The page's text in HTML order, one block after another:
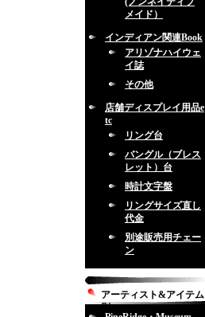
メイド）
インディアン関連Book
アリゾナハイウェ
イ誌
その他
店舗ディスプレイ用品e
tc
リング台
バングル（ブレス
レット）台
時計文字盤
リングサイズ直し
代金
別途販売用チェー
ン
アーティスト&アイテム
別